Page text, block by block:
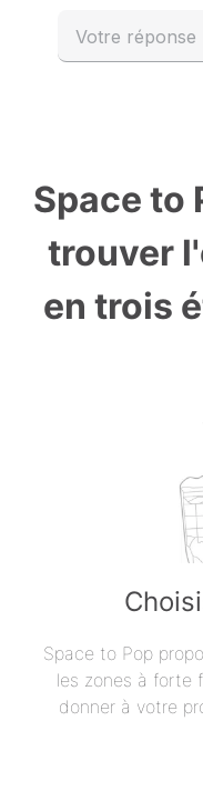
Space to
trouver
en trois
Space to Pop
les zones à forte
donner à votre